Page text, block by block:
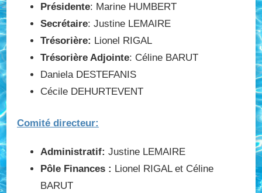
Présidente: Marine HUMBERT
Secrétaire: Justine LEMAIRE
Trésorière: Lionel RIGAL
Trésorière Adjointe: Céline BARUT
Daniela DESTEFANIS
Cécile DEHURTEVENT
Comité directeur:
Administratif: Justine LEMAIRE
Pôle Finances : Lionel RIGAL et Céline
BARUT